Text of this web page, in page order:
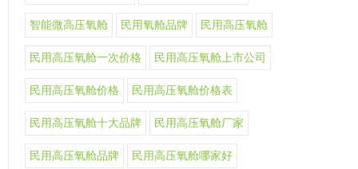
智能微高压氧舱 民用氧舱品牌 民用高压氧舱
民用高压氧舱一次价格 民用高压氧舱上市公司
民用高压氧舱价格 民用高压氧舱价格表
民用高压氧舱十大品牌 民用高压氧舱厂家
民用高压氧舱品牌 民用高压氧舱哪家好